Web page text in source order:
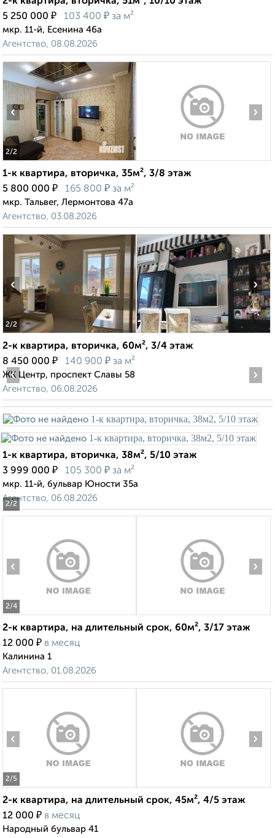
5 250 000 ₽ 103 400 ₽ за м²
мкр. 11-й, Есенина 46а
Агентство, 08.08.2026
2/2
‹ ›
1-к квартира, вторичка, 35м², 3/8 этаж
5 800 000 ₽ 165 800 ₽ за м²
мкр. Тальвег, Лермонтова 47а
Агентство, 03.08.2026
2/2
‹ ›
2-к квартира, вторичка, 60м², 3/4 этаж
8 450 000 ₽ 140 900 ₽ за м²
ЖК Центр, проспект Славы 58
Агентство, 06.08.2026
2/2
‹ ›
1-к квартира, вторичка, 38м², 5/10 этаж
3 999 000 ₽ 105 300 ₽ за м²
мкр. 11-й, бульвар Юности 35а
Агентство, 06.08.2026
2/4
‹ ›
2-к квартира, на длительный срок, 60м², 3/17 этаж
12 000 ₽ в месяц
Калинина 1
Агентство, 01.08.2026
2/5
‹ ›
2-к квартира, на длительный срок, 45м², 4/5 этаж
12 000 ₽ в месяц
Народный бульвар 41